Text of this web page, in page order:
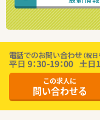
この求人に
問い合わせる